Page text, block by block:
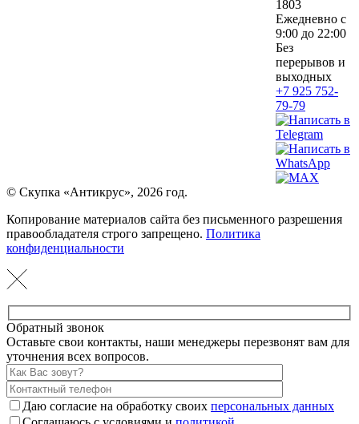
1803
Ежедневно с
9:00 до 22:00
Без
перерывов и
выходных
+7 925 752-
79-79
© Скупка «Антикрус», 2026 год.
Копирование материалов сайта без письменного разрешения
правообладателя строго запрещено. Политика
конфиденциальности
Обратный звонок
Оставьте свои контакты, наши менеджеры перезвонят вам для
уточнения всех вопросов.
Даю согласие на обработку своих персональных данных